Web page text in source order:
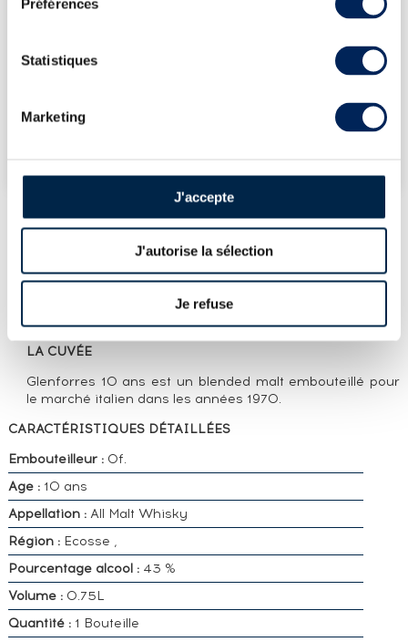
Préférences
Statistiques
Marketing
J'accepte
J'autorise la sélection
Je refuse
17/07/2026
27€
17/07/2026
34€
GLENFORRES 10 YEARS OF. ALL MALT
LA CUVÉE
Glenforres 10 ans est un blended malt embouteillé pour
le marché italien dans les années 1970.
CARACTÉRISTIQUES DÉTAILLÉES
Embouteilleur :Of.
Age :10 ans
Appellation :All Malt Whisky
Région : Ecosse ,
Pourcentage alcool :43 %
Volume : 0.75L
Quantité :1 Bouteille